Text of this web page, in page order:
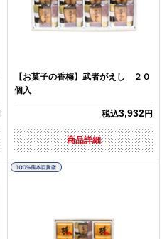
【お菓子の香梅】武者がえし ２０
個入
税込3,932円
商品詳細